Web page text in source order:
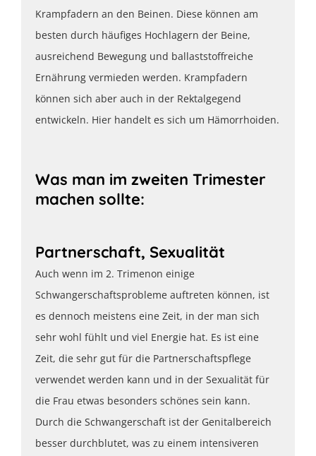
Krampfadern an den Beinen. Diese können am
besten durch häufiges Hochlagern der Beine,
ausreichend Bewegung und ballaststoffreiche
Ernährung vermieden werden. Krampfadern
können sich aber auch in der Rektalgegend
entwickeln. Hier handelt es sich um Hämorrhoiden.
Was man im zweiten Trimester
machen sollte:
Partnerschaft, Sexualität
Auch wenn im 2. Trimenon einige
Schwangerschaftsprobleme auftreten können, ist
es dennoch meistens eine Zeit, in der man sich
sehr wohl fühlt und viel Energie hat. Es ist eine
Zeit, die sehr gut für die Partnerschaftspflege
verwendet werden kann und in der Sexualität für
die Frau etwas besonders schönes sein kann.
Durch die Schwangerschaft ist der Genitalbereich
besser durchblutet, was zu einem intensiveren